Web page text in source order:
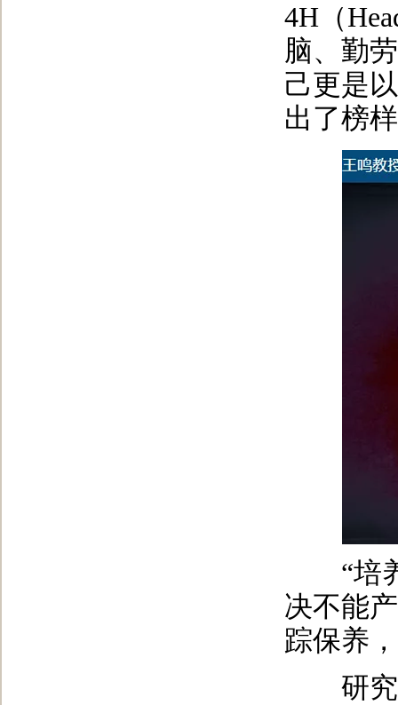
4H（
脑、勤
己更是
出了榜
“培养
决不能
踪保养
研究